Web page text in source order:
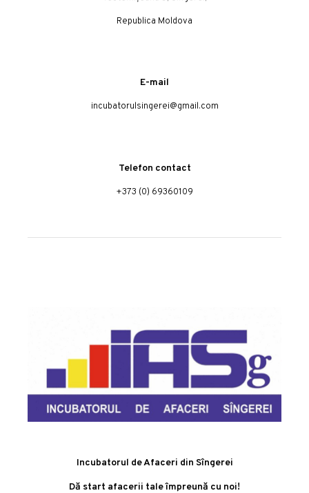
Republica Moldova
E-mail
incubatorulsingerei@gmail.com
Telefon contact
+373 (0) 69360109
Incubatorul de Afaceri din Sîngerei
Dă start afacerii tale împreună cu noi!